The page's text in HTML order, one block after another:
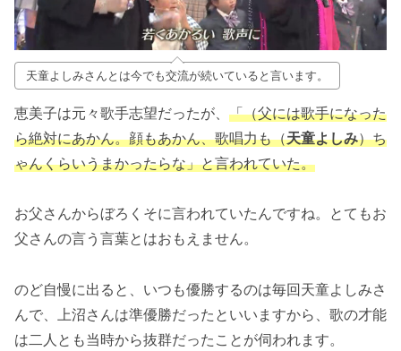
天童よしみさんとは今でも交流が続いていると言います。
恵美子は元々歌手志望だったが、 「（父には歌手になった
ら絶対にあかん。顔もあかん、歌唱力も（天童よしみ）ち
ゃんくらいうまかったらな」と言われていた。
お父さんからぼろくそに言われていたんですね。とてもお
父さんの言う言葉とはおもえません。
のど自慢に出ると、いつも優勝するのは毎回天童よしみさ
んで、上沼さんは準優勝だったといいますから、歌の才能
は二人とも当時から抜群だったことが伺われます。